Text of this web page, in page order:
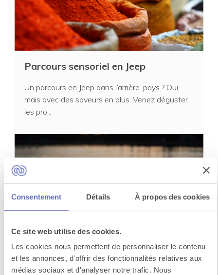
Consentement Détails À propos des cookies
Ce site web utilise des cookies.
Les cookies nous permettent de personnaliser le contenu
et les annonces, d'offrir des fonctionnalités relatives aux
médias sociaux et d'analyser notre trafic. Nous
Parcours sensoriel en Jeep
Un parcours en Jeep dans l’arrière-pays ? Oui,
mais avec des saveurs en plus. Venez déguster
les pro...
Découverte de la côte algarve en
kayak
L’Algarve, une région qui évoque les eaux